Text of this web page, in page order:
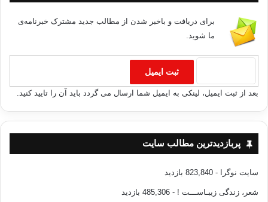
برای دریافت و باخبر شدن از مطالب جدید مشترک خبرنامه‌ی
ما شوید.
بعد از ثبت ایمیل، لینکی به ایمیل شما ارسال می گردد باید آن را تایید کنید.
پربازدیدترین مطالب سایت
سایت نوگرا - 823,840 بازدید
شعر، زندگی زیبـاســـت ! - 485,306 بازدید